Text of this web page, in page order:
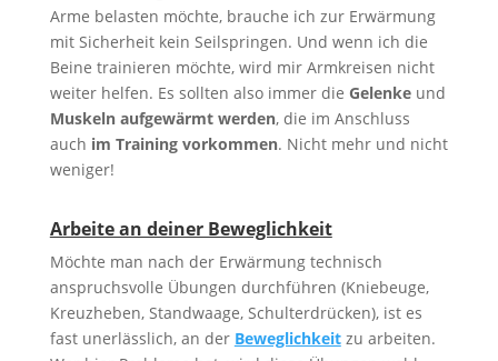
Arme belasten möchte, brauche ich zur Erwärmung
mit Sicherheit kein Seilspringen. Und wenn ich die
Beine trainieren möchte, wird mir Armkreisen nicht
weiter helfen. Es sollten also immer die Gelenke und
Muskeln aufgewärmt werden, die im Anschluss
auch im Training vorkommen. Nicht mehr und nicht
weniger!
Arbeite an deiner Beweglichkeit
Möchte man nach der Erwärmung technisch
anspruchsvolle Übungen durchführen (Kniebeuge,
Kreuzheben, Standwaage, Schulterdrücken), ist es
fast unerlässlich, an der Beweglichkeitzu arbeiten.